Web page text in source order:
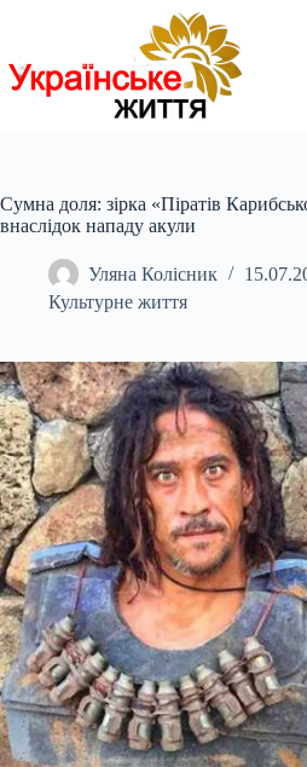
Сумна доля: зірка «Піратів
внаслідок нападу акули
Уляна Колісник
Культурне життя